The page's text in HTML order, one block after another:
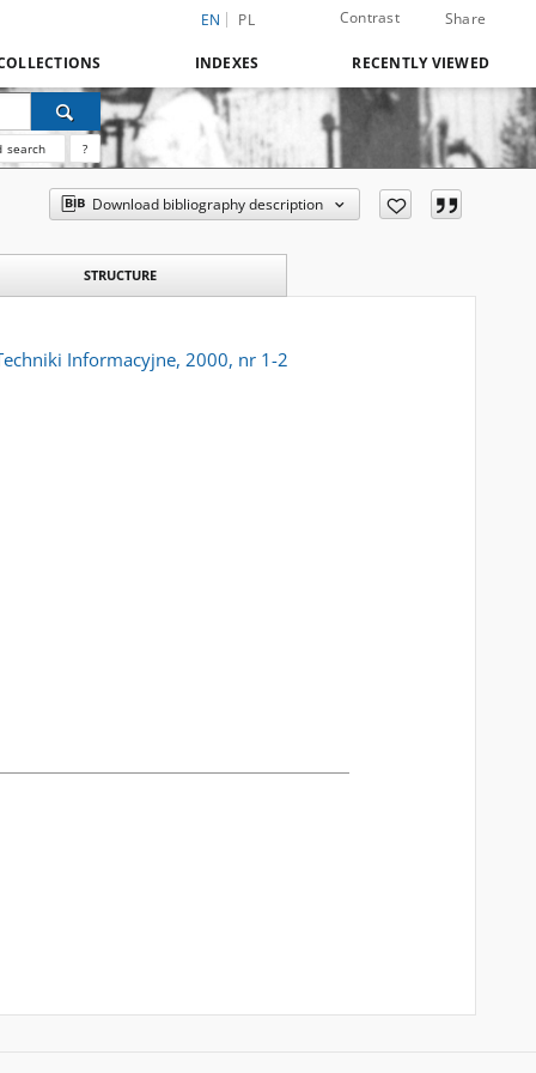
EN PL Contrast Share
INDEXES RECENTLY VIEWED
search ?
Download bibliography description
STRUCTURE
Informacyjne, 2000, nr 1-2